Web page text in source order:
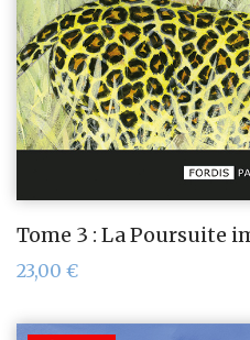
Tome 3 : La Poursuite
23,00 €